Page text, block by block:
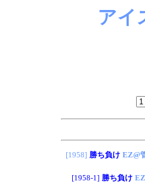
アイ
[1958] 勝ち負け EZ@
[1958-1] 勝ち負け